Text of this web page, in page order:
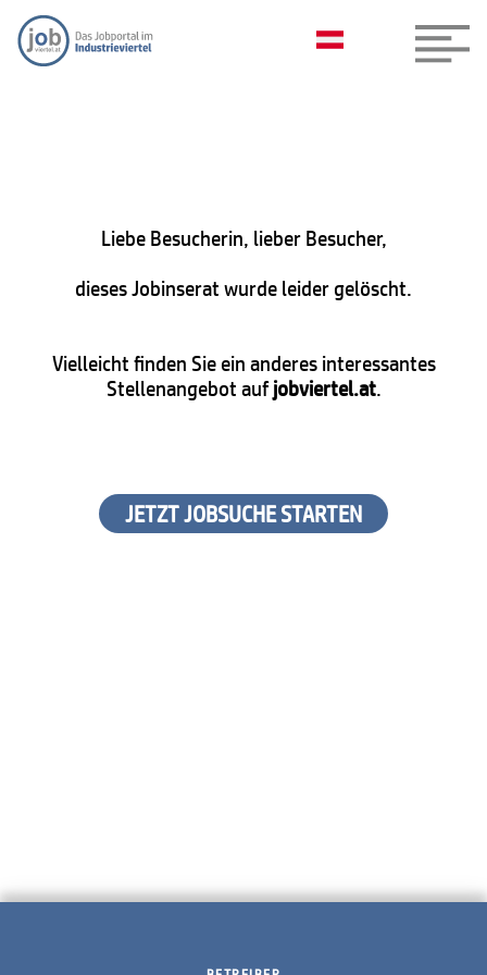
Liebe Besucherin, lieber Besucher,
dieses Jobinserat wurde leider gelöscht.
Vielleicht finden Sie ein anderes interessantes
Stellenangebot aufjobviertel.at.
JETZT JOBSUCHE STARTEN